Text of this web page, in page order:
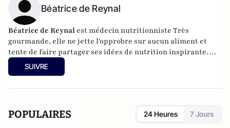
Béatrice de Reynal
Béatrice de Reynal est médecin nutritionniste Très
gourmande, elle ne jette l'opprobre sur aucun aliment et
tente de faire partager ses idées de nutrition inspirante.
Elle est par ailleurs l'auteur du blog "
SUIVRE
POPULAIRES 24 Heures 7 Jours